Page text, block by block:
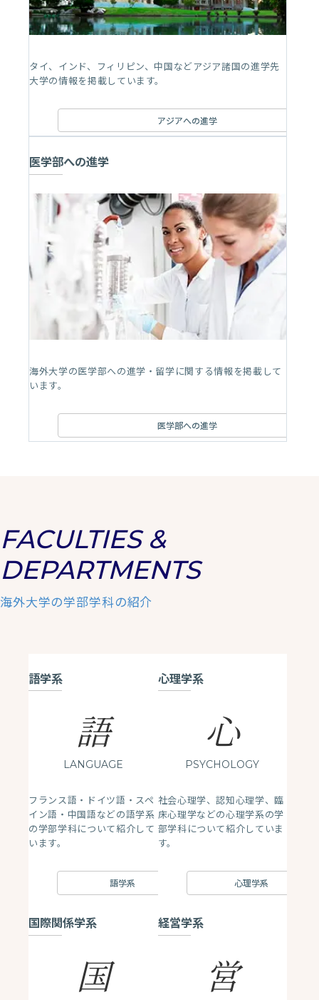
タイ、インド、フィリピン、中国などアジア諸国の進学先
大学の情報を掲載しています。
アジアへの進学
医学部への進学
海外大学の医学部への進学・留学に関する情報を掲載して
います。
医学部への進学
FACULTIES &
DEPARTMENTS
海外大学の学部学科の紹介
語学系
語
LANGUAGE
フランス語・ドイツ語・スペ
イン語・中国語などの語学系
の学部学科について紹介して
います。
語学系
心理学系
心
PSYCHOLOGY
社会心理学、認知心理学、臨
床心理学などの心理学系の学
部学科について紹介していま
す。
心理学系
国際関係学系
国
経営学系
営